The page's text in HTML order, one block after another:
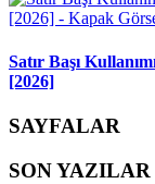
Satır Başı
[2026]
SAYFALAR
SON YAZILAR